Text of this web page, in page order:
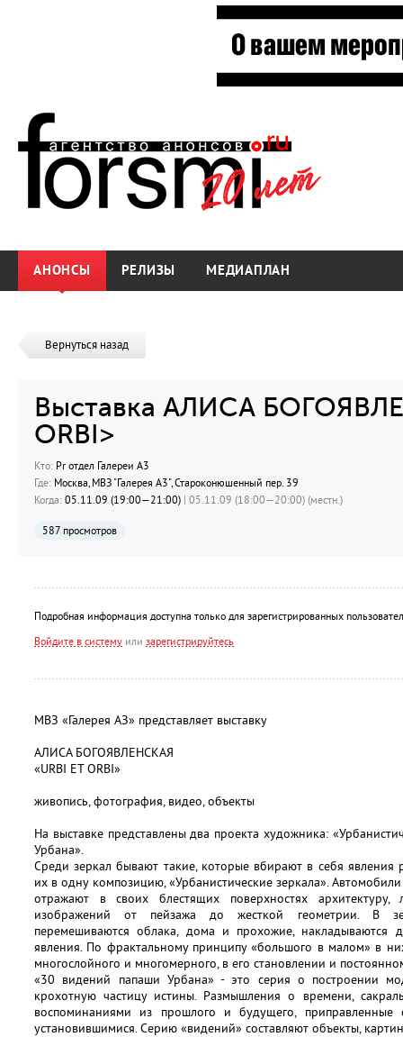
АНОНСЫ РЕЛИЗЫ МЕДИАПЛАН
Вернуться назад
Выставка АЛИСА
ORBI>
Кто: Pr отдел Галереи А3
Где: Москва, МВЗ "Галерея А3", Староконюшенный пер. 39
Когда: 05.11.09 (19:00—21:00) | 05.11.09 (18:00—20:00) (местн.)
587 просмотров
Подробная информация доступна только для зарегистрированных
Войдите в систему или зарегистрируйтесь
МВЗ «Галерея АЗ» представляет выставку
АЛИСА БОГОЯВЛЕНСКАЯ
«URBI ET ORBI»
живопись, фотография, видео, объекты
На выставке представлены два проекта художника:
Урбана».
Среди зеркал бывают такие, которые вбирают в себя явления
их в одну композицию, «Урбанистические зеркала».
отражают в своих блестящих поверхностях
изображений от пейзажа до жесткой геометрии. В
перемешиваются облака, дома и прохожие, накладываются
явления. По фрактальному принципу «большого в малом» в
многослойного и многомерного, в его становлении и
«30 видений папаши Урбана» - это серия о построении
крохотную частицу истины. Размышления о времени,
воспоминаниями из прошлого и будущего,
установившимися. Серию «видений» составляют объекты,